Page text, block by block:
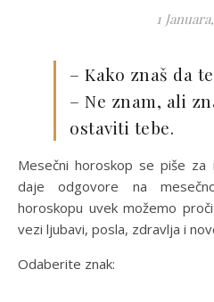
1
– Kako znaš da
– Ne znam, ali
ostaviti tebe.
Mesečni horoskop se piše
daje odgovore na
horoskopu uvek možemo
vezi ljubavi, posla, zdravlja i
Odaberite znak: